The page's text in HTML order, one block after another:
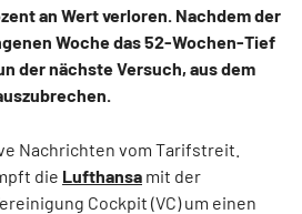
an Wert verloren. Nachdem der
Woche das 52-Wochen-Tief
der nächste Versuch, aus dem
Nachrichten vom Tarifstreit.
die Lufthansa mit der
Cockpit (VC) um einen